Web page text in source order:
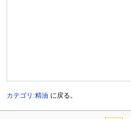
カテゴリ:精油 に戻る。